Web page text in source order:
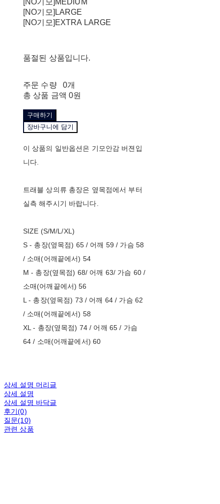
[NO기모]MEDIUM
[NO기모]LARGE
[NO기모]EXTRA LARGE
품절된 상품입니다.
주문 수량
0개
총 상품 금액 0원
구매하기
장바구니에 담기
이 상품의 일반옵션은 기모안감 버젼입
니다.
트래블 상의류 총장은 옆목점에서 부터
실측 해주시기 바랍니다.
SIZE (S/M/L/XL)
S - 총장(옆목점) 65 / 어깨 59 / 가슴 58
/ 소매(어깨끝에서) 54
M - 총장(옆목점) 68/ 어깨 63/ 가슴 60 /
소매(어깨끝에서) 56
L - 총장(옆목점) 73 / 어깨 64 / 가슴 62
/ 소매(어깨끝에서) 58
XL - 총장(옆목점) 74 / 어깨 65 / 가슴
64 / 소매(어깨끝에서) 60
상세 설명 머리글
상세 설명
상세 설명 바닥글
후기(0)
질문(10)
관련 상품